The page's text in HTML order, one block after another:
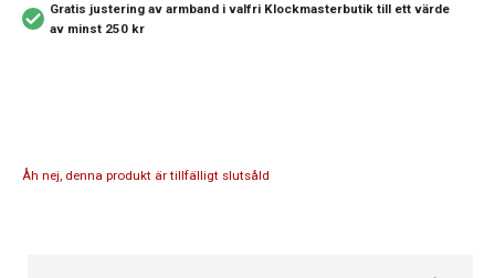
Gratis justering av armband i valfri Klockmasterbutik till ett värde
av minst 250 kr
Åh nej, denna produkt är tillfälligt slutsåld